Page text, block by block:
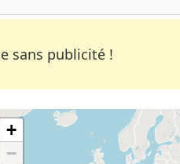
sans publicité !
+
−